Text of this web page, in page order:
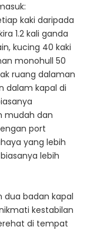
kaki daripada
1.2 kali ganda
kucing 40 kaki
monohull 50
ruang dalaman
dalam kapal di
mudah dan
port
yang lebih
lebih
dua badan kapal
kestabilan
di tempat